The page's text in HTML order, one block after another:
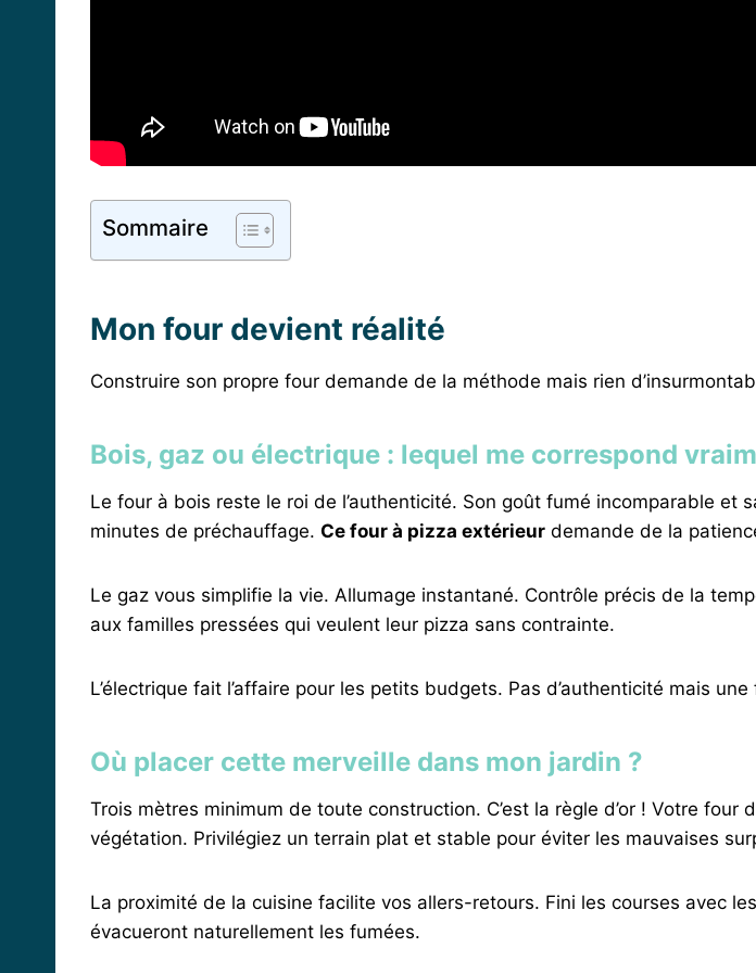
Sommaire
Mon four devient réalité
Construire son propre four demande de la méthode mais rien
Bois, gaz ou électrique : lequel me correspond
Le four à bois reste le roi de l’authenticité. Son goût fumé incomparable et
minutes de préchauffage. Ce four à pizza extérieur demande de la
Le gaz vous simplifie la vie. Allumage instantané. Contrôle précis de la
aux familles pressées qui veulent leur pizza sans contrainte.
L’électrique fait l’affaire pour les petits budgets. Pas d’authenticité mais
Où placer cette merveille dans mon jardin ?
Trois mètres minimum de toute construction. C’est la règle d’or ! Votre
végétation. Privilégiez un terrain plat et stable pour éviter les mauvaises
La proximité de la cuisine facilite vos allers-retours. Fini les courses avec
évacueront naturellement les fumées.